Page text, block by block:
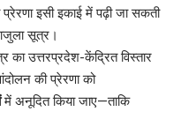
इसी इकाई में पढ़ी जा सकती
सूत्र।
उत्तरप्रदेश-केंद्रित विस्तार
की प्रेरणा को
में अनूदित किया जाए—ताकि